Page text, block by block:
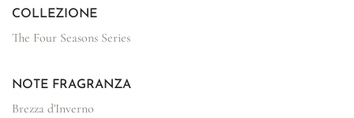
COLLEZIONE
The Four Seasons Series
NOTE FRAGRANZA
Brezza d'Inverno